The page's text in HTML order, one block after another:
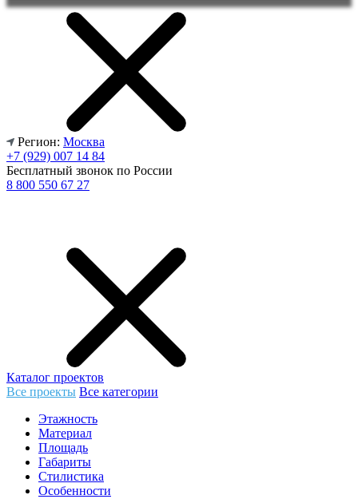
Регион: Москва
+7 (929) 007 14 84
Бесплатный звонок по России
8 800 550 67 27
Каталог проектов
Все проекты Все категории
Этажность
Материал
Площадь
Габариты
Стилистика
Особенности